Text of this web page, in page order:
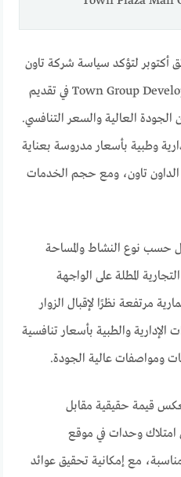
أكتوبر لتؤكد سياسة شركة تاون
جروب للتطوير العقاري Town Group Developments في تقديم
العالية والسعر التنافسي.
وطبية بأسعار مدروسة بعناية
الداون تاون، ومع حجم الخدمات
حسب نوع النشاط والمساحة
المطلة على الواجهة
مرتفعة نظرًا لإقبال الزوار
الإدارية والطبية بأسعار تنافسية
ومواصفات عالية الجودة.
تعكس قيمة حقيقية مقابل
امتلاك وحدات في موقع
مع إمكانية تحقيق عوائد